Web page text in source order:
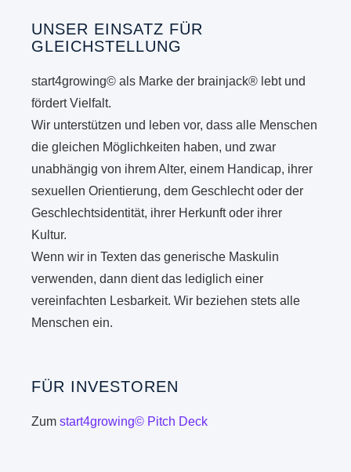
UNSER EINSATZ FÜR
GLEICHSTELLUNG
start4growing© als Marke der brainjack® lebt und
fördert Vielfalt.
Wir unterstützen und leben vor, dass alle Menschen
die gleichen Möglichkeiten haben, und zwar
unabhängig von ihrem Alter, einem Handicap, ihrer
sexuellen Orientierung, dem Geschlecht oder der
Geschlechtsidentität, ihrer Herkunft oder ihrer
Kultur.
Wenn wir in Texten das generische Maskulin
verwenden, dann dient das lediglich einer
vereinfachten Lesbarkeit. Wir beziehen stets alle
Menschen ein.
FÜR INVESTOREN
Zumstart4growing© Pitch Deck